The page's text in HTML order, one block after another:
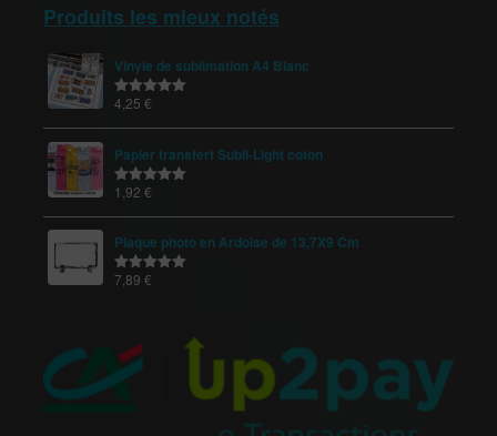
Produits les mieux notés
Vinyle de sublimation A4 Blanc
Note5.00
4,25 €
Papier transfert Subli-Light coton
Note5.00
1,92 €
Plaque photo en Ardoise de 13,7X9 Cm
Note5.00
7,89 €